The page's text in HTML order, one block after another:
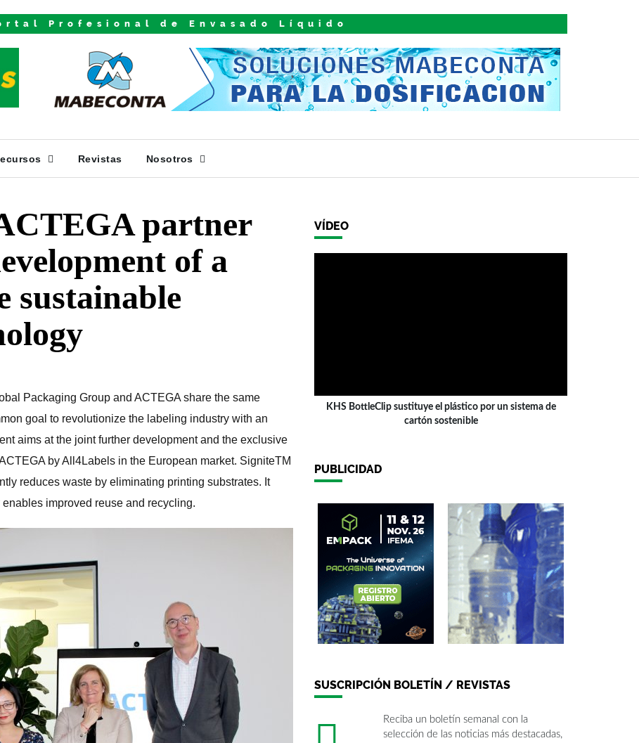
Profesional de Envasado Líquido
Revistas Nosotros
partner
of a
sustainable
Packaging Group and ACTEGA share the same
goal to revolutionize the labeling industry with an
aims at the joint further development and the exclusive
by All4Labels in the European market. SigniteTM
reduces waste by eliminating printing substrates. It
improved reuse and recycling.
VÍDEO
KHS BottleClip sustituye el plástico por un sistema de
cartón sostenible
PUBLICIDAD
SUSCRIPCIÓN BOLETÍN / REVISTAS
Reciba un boletín semanal con la
selección de las noticias más destacadas,